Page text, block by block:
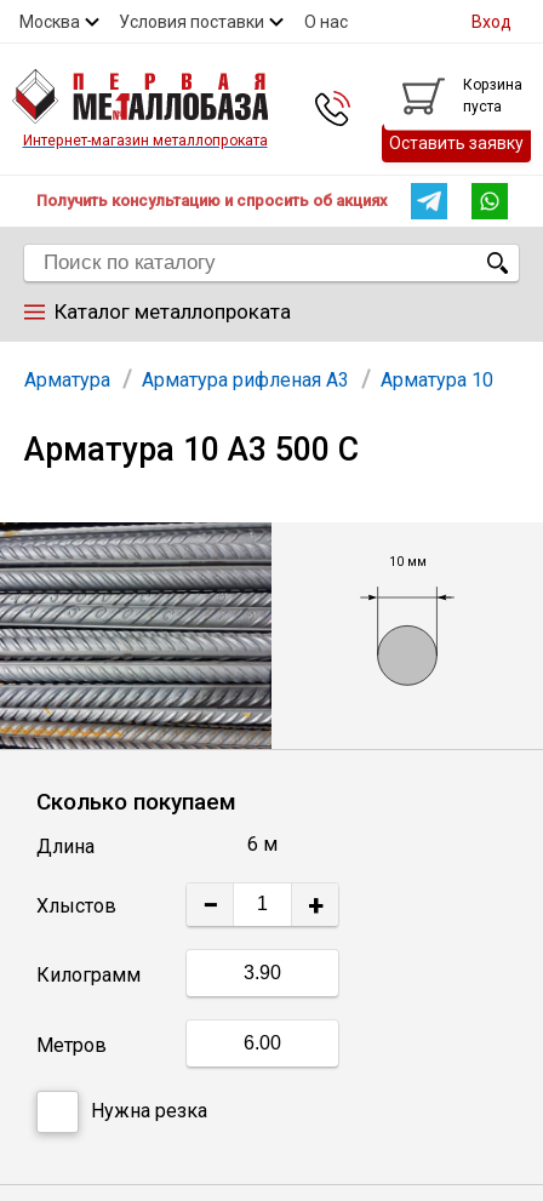
Москва Условия поставки О нас
Контакты
Вход
Интернет-магазин металлопроката
Корзина
пуста
Оставить заявку
Получить консультацию и спросить об акциях
Каталог металлопроката
Арматура
Труба
Лист
Уголок
Балка
Полоса
Квадрат стальной
Труба профильная
Швеллер
Арматура Арматура рифленая А3 Арматура 10
Арматура 10 А3 500 С
10 мм
Сколько покупаем
Длина 6 м
Хлыстов − +
Килограмм
Метров
Нужна резка